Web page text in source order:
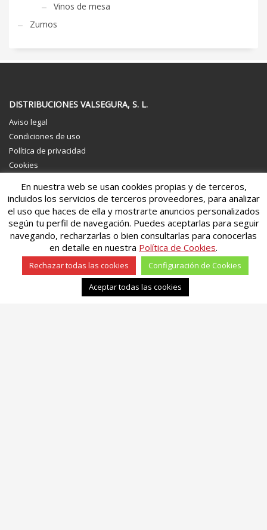
Vinos de mesa
Zumos
DISTRIBUCIONES VALSEGURA, S. L.
Aviso legal
Condiciones de uso
Política de privacidad
Cookies
Canal de Denuncias Externo
SUSCRÍBASE A NUESTRA NEWSLETTER
En nuestra web se usan cookies propias y de terceros,
incluidos los servicios de terceros proveedores, para analizar
el uso que haces de ella y mostrarte anuncios personalizados
según tu perfil de navegación. Puedes aceptarlas para seguir
navegando, recharzarlas o bien consultarlas para conocerlas
en detalle en nuestra Política de Cookies.
Rechazar todas las cookies
Configuración de Cookies
Aceptar todas las cookies